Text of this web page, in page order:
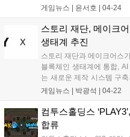
러 진영의 다양한 영웅과
게임뉴스 | 윤서호 | 04-24
스토리 재단, 메이크
생태계 추진
스토리 재단과 메이크어스
블록체인 생태계에 통합,
는 새로운 제작 시스템 구
정이다. 스토리는 AI 시대
유한 디지털 콘텐츠 스튜디
게임뉴스 | 박광석 | 04-22
컴투스홀딩스
합류